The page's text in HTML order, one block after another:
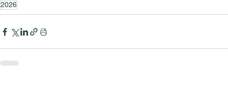
2026